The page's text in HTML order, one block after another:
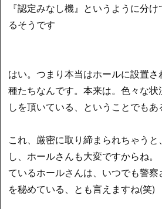
『認定みなし機』というように分
るそうです
はい。つまり本当はホールに設置
種たちなんです。本来は。色々な
しを頂いている、ということでもあ
これ、厳密に取り締まられちゃう
し、ホールさんも大変ですからね
ているホールさんは、いつでも警
を秘めている、とも言えますね(笑)